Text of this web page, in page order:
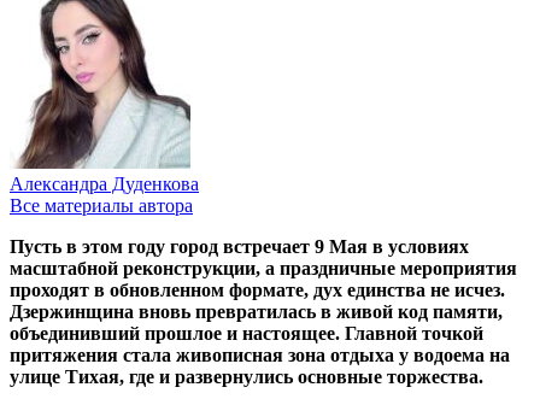
Александра Дуденкова
Все материалы автора
Пусть в этом году город встречает 9 Мая в условиях
масштабной реконструкции, а праздничные мероприятия
проходят в обновленном формате, дух единства не исчез.
Дзержинщина вновь превратилась в живой код памяти,
объединивший прошлое и настоящее. Главной точкой
притяжения стала живописная зона отдыха у водоема на
улице Тихая, где и развернулись основные торжества.